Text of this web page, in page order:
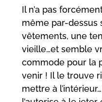
Il n’a pas
même par-dessus
vêtements, une
vieille…et semble
commode pour la
venir ! Il le trouve
mettre à